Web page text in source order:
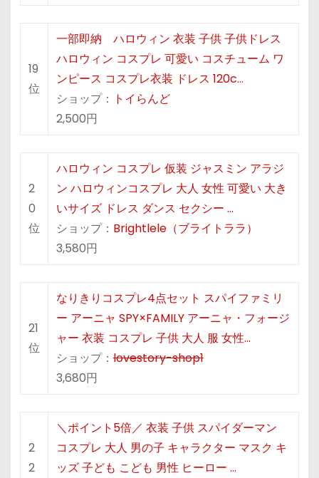
19
位
一部即納 ハロウィン 衣装 子供 子供ドレス
ハロウィン コスプレ 可愛い コスチューム ワ
ンピース コスプレ衣装 ドレス 120c…
ショップ： トイらんど
2,500円
2
0
位
ハロウィン コスプレ 仮装 ジャスミン アラジ
ン ハロウィンコスプレ 大人 女性 可愛い 大き
いサイズ ドレス ダンス セクシー …
ショップ： Brightlele（ブライトララ）
3,580円
21
位
なりきりコスプレ4点セット スパイファミリ
ー アーニャ SPY×FAMILY アーニャ・フォージ
ャー 衣装 コスプレ 子供 大人 服 女性…
ショップ：lovestory-shop1
3,680円
2
2
＼ポイント5倍／ 衣装 子供 スパイダーマン
コスプレ 大人 男の子 キャラクター マスク キ
ッズ 子ども こども 男性 ヒーロー …